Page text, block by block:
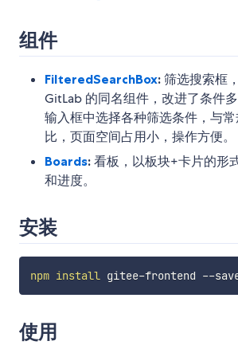
组件
FilteredSearchBox: 筛选搜索框
GitLab 的同名组件，改进了条件
输入框中选择各种筛选条件，与
比，页面空间占用小，操作方便。
Boards: 看板，以板块+卡片的形
和进度。
安装
npm install
使用